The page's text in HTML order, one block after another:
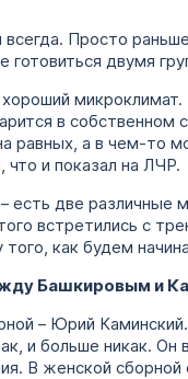
Просто
готовиться двумя
в собственном
равных, а в чем-то
что и показал на ЛЧР.
две различные
встретились с
как будем
Башкировым и
– Юрий
и больше никак. Он
В женской